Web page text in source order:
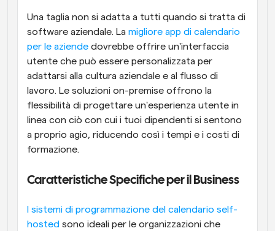
Una taglia non si adatta a tutti quando si tratta di
software aziendale. La migliore app di calendario
per le aziende dovrebbe offrire un'interfaccia
utente che può essere personalizzata per
adattarsi alla cultura aziendale e al flusso di
lavoro. Le soluzioni on-premise offrono la
flessibilità di progettare un'esperienza utente in
linea con ciò con cui i tuoi dipendenti si sentono
a proprio agio, riducendo così i tempi e i costi di
formazione.
Caratteristiche Specifiche per il Business
I sistemi di programmazione del calendario self-
hosted sono ideali per le organizzazioni che